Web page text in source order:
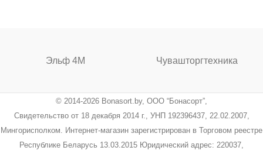
Эльф 4М Чувашторгтехника
© 2014-2026 Bonasort.by, ООО “Бонасорт”,
Свидетельство от 18 декабря 2014 г., УНП 192396437, 22.02.2007,
Мингорисполком. Интернет-магазин зарегистрирован в Торговом реестре
Республике Беларусь 13.03.2015 Юридический адрес: 220037,